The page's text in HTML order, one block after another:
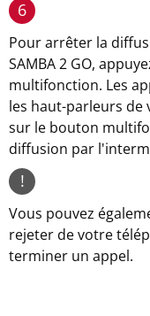
6
Pour arrêter la
SAMBA 2 GO,
multifonction. Les
les haut-parleurs de
sur le bouton
diffusion par
!
Vous pouvez
rejeter de votre
terminer un appel.